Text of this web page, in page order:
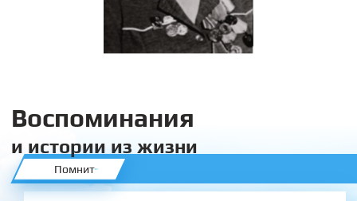
Воспоминания
и истории из жизни
Помнит